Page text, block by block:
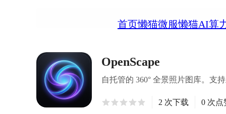
首页懒猫微服懒猫AI算
OpenScape
自托管的 360° 全景照片图库。支
2 次下载 0 次点